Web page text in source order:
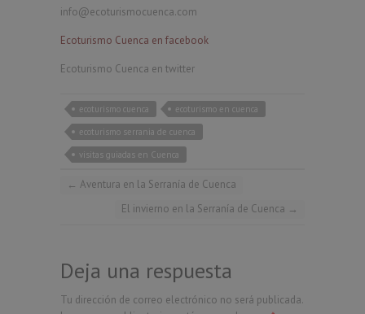
info@ecoturismocuenca.com
Ecoturismo Cuenca en facebook
Ecoturismo Cuenca en twitter
ecoturismo cuenca
ecoturismo en cuenca
ecoturismo serrania de cuenca
visitas guiadas en Cuenca
← Aventura en la Serranía de Cuenca
El invierno en la Serranía de Cuenca →
Deja una respuesta
Tu dirección de correo electrónico no será publicada.